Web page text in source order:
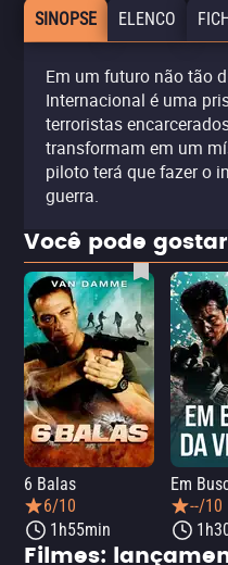
SINOPSE ELENCO
Em um futuro não tão
Internacional é uma
terroristas
transformam em um
piloto terá que fazer o
guerra.
Você pode gostar
6 Balas
6/10
1h55min
--/10
Filmes: